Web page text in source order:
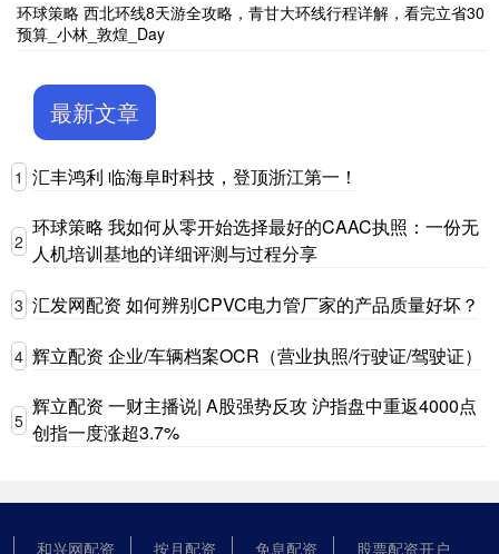
环球策略 西北环线8天游全攻略，青甘大环线行程详解，看完立省30
预算_小林_敦煌_Day
最新文章
1 汇丰鸿利 临海阜时科技，登顶浙江第一！
2
环球策略 我如何从零开始选择最好的CAAC执照：一份无
人机培训基地的详细评测与过程分享
3 汇发网配资 如何辨别CPVC电力管厂家的产品质量好坏？
4 辉立配资 企业/车辆档案OCR（营业执照/行驶证/驾驶证）
5
辉立配资 一财主播说| A股强势反攻 沪指盘中重返4000点
创指一度涨超3.7%
和兴网配资 按月配资 免息配资 股票配资开户